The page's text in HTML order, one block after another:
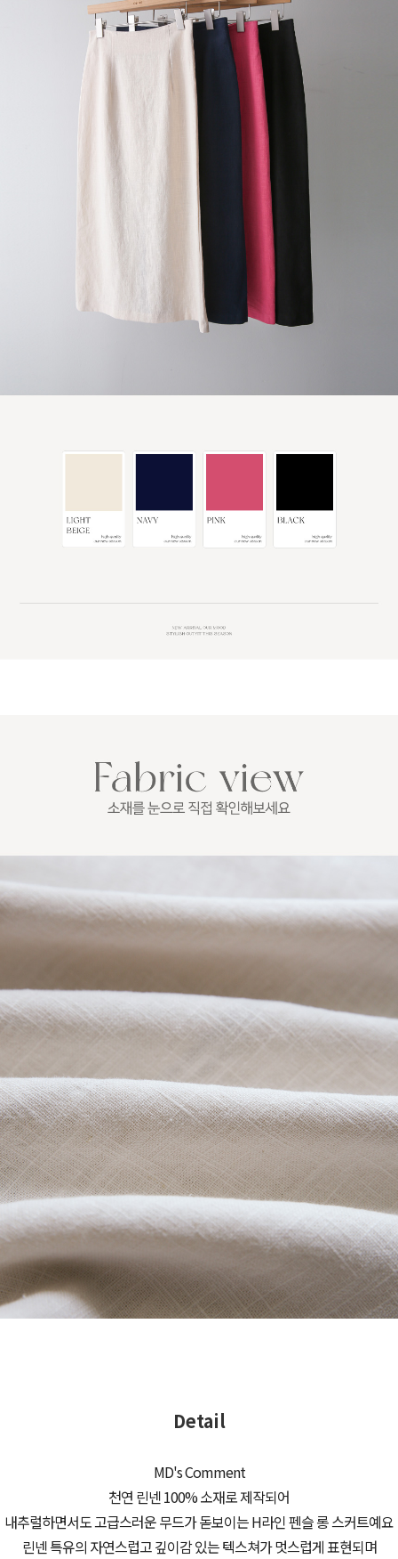
Detail
MD's Comment
천연 린넨 100% 소재로 제작되어
내추럴하면서도 고급스러운 무드가 돋보이는 H라인 펜슬 롱 스커트예요
린넨 특유의 자연스럽고 깊이감 있는 텍스쳐가 멋스럽게 표현되며